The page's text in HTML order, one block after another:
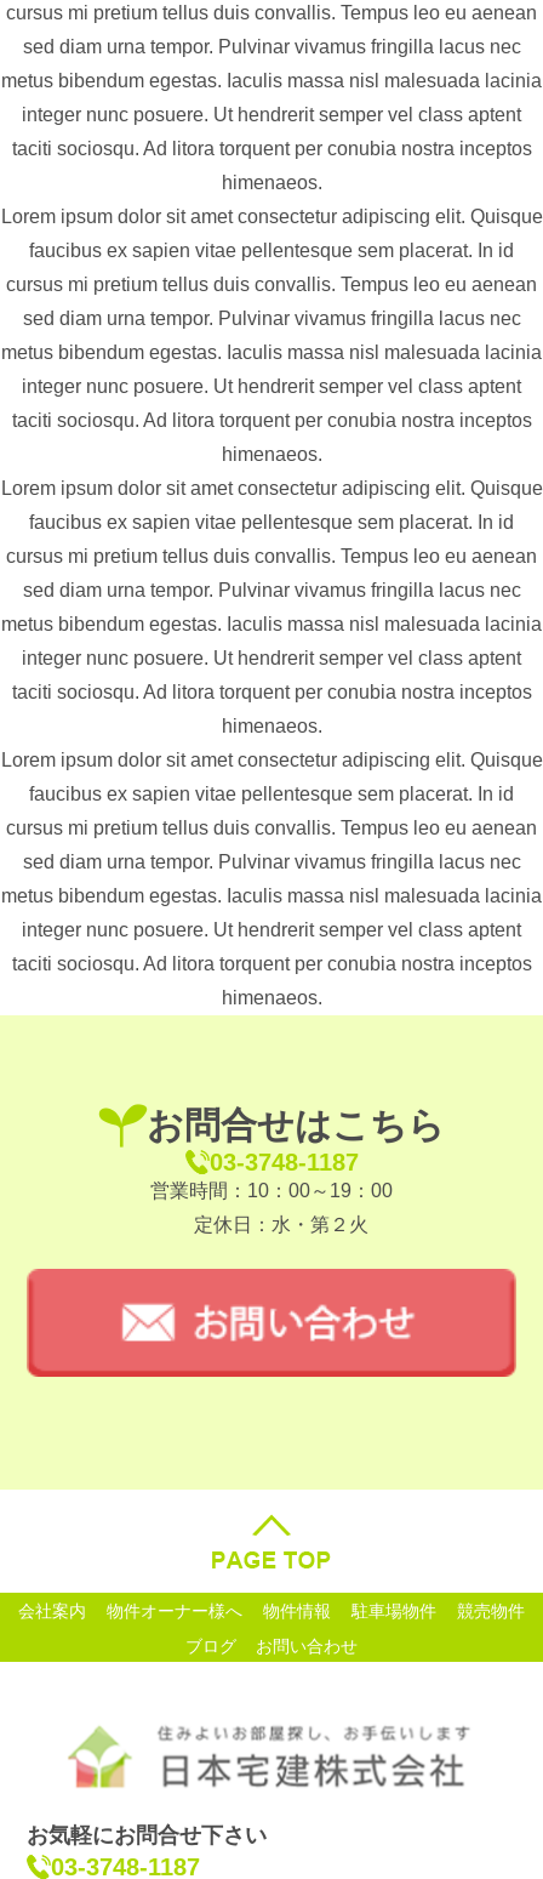
cursus mi pretium tellus duis convallis. Tempus leo eu aenean
sed diam urna tempor. Pulvinar vivamus fringilla lacus nec
metus bibendum egestas. Iaculis massa nisl malesuada lacinia
integer nunc posuere. Ut hendrerit semper vel class aptent
taciti sociosqu. Ad litora torquent per conubia nostra inceptos
himenaeos.
Lorem ipsum dolor sit amet consectetur adipiscing elit. Quisque
faucibus ex sapien vitae pellentesque sem placerat. In id
cursus mi pretium tellus duis convallis. Tempus leo eu aenean
sed diam urna tempor. Pulvinar vivamus fringilla lacus nec
metus bibendum egestas. Iaculis massa nisl malesuada lacinia
integer nunc posuere. Ut hendrerit semper vel class aptent
taciti sociosqu. Ad litora torquent per conubia nostra inceptos
himenaeos.
Lorem ipsum dolor sit amet consectetur adipiscing elit. Quisque
faucibus ex sapien vitae pellentesque sem placerat. In id
cursus mi pretium tellus duis convallis. Tempus leo eu aenean
sed diam urna tempor. Pulvinar vivamus fringilla lacus nec
metus bibendum egestas. Iaculis massa nisl malesuada lacinia
integer nunc posuere. Ut hendrerit semper vel class aptent
taciti sociosqu. Ad litora torquent per conubia nostra inceptos
himenaeos.
Lorem ipsum dolor sit amet consectetur adipiscing elit. Quisque
faucibus ex sapien vitae pellentesque sem placerat. In id
cursus mi pretium tellus duis convallis. Tempus leo eu aenean
sed diam urna tempor. Pulvinar vivamus fringilla lacus nec
metus bibendum egestas. Iaculis massa nisl malesuada lacinia
integer nunc posuere. Ut hendrerit semper vel class aptent
taciti sociosqu. Ad litora torquent per conubia nostra inceptos
himenaeos.
お問合せはこちら
03-3748-1187
営業時間：10：00～19：00
定休日：水・第２火
会社案内 物件オーナー様へ 物件情報 駐車場物件
競売物件
ブログ
お問い合わせ
お気軽にお問合せ下さい
03-3748-1187